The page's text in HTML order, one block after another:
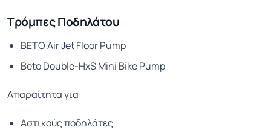
Τρόμπες Ποδηλάτου
BETO Air Jet Floor Pump
Beto Double-HxS Mini Bike Pump
Απαραίτητα για:
Αστικούς ποδηλάτες